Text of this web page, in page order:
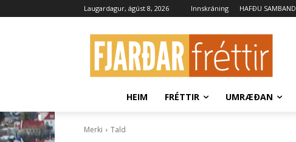
Laugardagur, ágúst 8, 2026 Innskráning HAFÐU SAMBAND
HEIM FRÉTTIR UMRÆÐAN
Merki Tald